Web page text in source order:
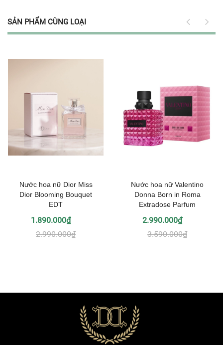
SẢN PHẨM CÙNG LOẠI
Nước hoa nữ Dior Miss
Dior Blooming Bouquet
EDT
1.890.000₫
2.990.000₫
Nước hoa nữ Valentino
Donna Born in Roma
Extradose Parfum
2.990.000₫
3.590.000₫